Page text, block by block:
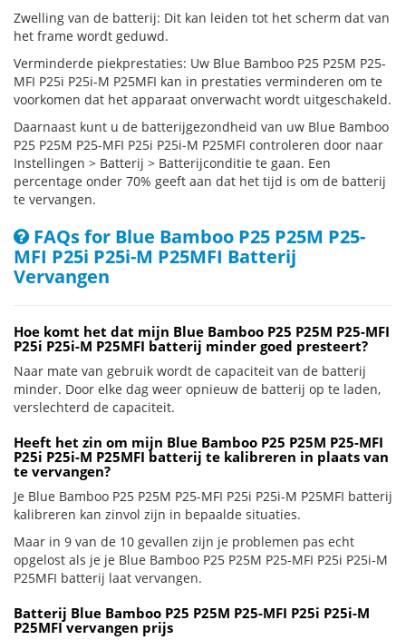
Zwelling van de batterij: Dit kan leiden tot het scherm dat van
het frame wordt geduwd.
Verminderde piekprestaties: Uw Blue Bamboo P25 P25M P25-
MFI P25i P25i-M P25MFI kan in prestaties verminderen om te
voorkomen dat het apparaat onverwacht wordt uitgeschakeld.
Daarnaast kunt u de batterijgezondheid van uw Blue Bamboo
P25 P25M P25-MFI P25i P25i-M P25MFI controleren door naar
Instellingen > Batterij > Batterijconditie te gaan. Een
percentage onder 70% geeft aan dat het tijd is om de batterij
te vervangen.
FAQs for Blue Bamboo P25 P25M P25-
MFI P25i P25i-M P25MFI Batterij
Vervangen
Hoe komt het dat mijn Blue Bamboo P25 P25M P25-MFI
P25i P25i-M P25MFI batterij minder goed presteert?
Naar mate van gebruik wordt de capaciteit van de batterij
minder. Door elke dag weer opnieuw de batterij op te laden,
verslechterd de capaciteit.
Heeft het zin om mijn Blue Bamboo P25 P25M P25-MFI
P25i P25i-M P25MFI batterij te kalibreren in plaats van
te vervangen?
Je Blue Bamboo P25 P25M P25-MFI P25i P25i-M P25MFI batterij
kalibreren kan zinvol zijn in bepaalde situaties.
Maar in 9 van de 10 gevallen zijn je problemen pas echt
opgelost als je je Blue Bamboo P25 P25M P25-MFI P25i P25i-M
P25MFI batterij laat vervangen.
Batterij Blue Bamboo P25 P25M P25-MFI P25i P25i-M
P25MFI vervangen prijs